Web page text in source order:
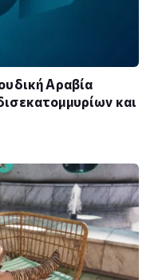
Αραβία
και